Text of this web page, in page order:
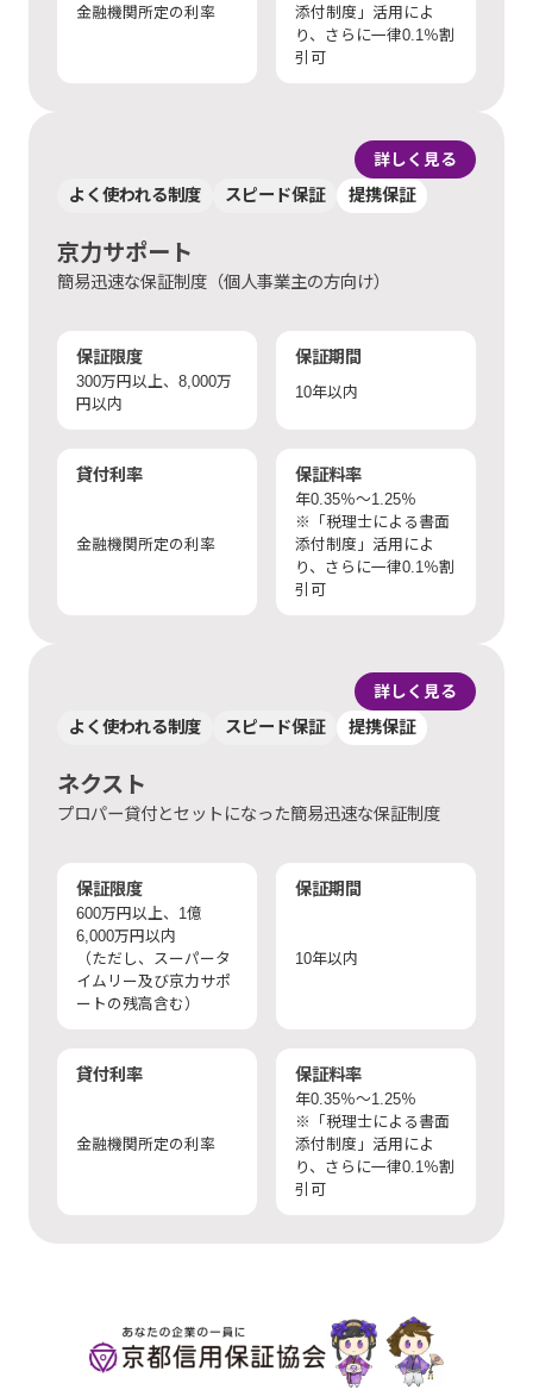
金融機関所定の利率
添付制度」活用によ
り、さらに一律0.1％割
引可
よく使われる制度 スピード保証 提携保証
京力サポート
簡易迅速な保証制度（個人事業主の方向け）
詳しく見る
保証限度
300万円以上、8,000万
円以内
保証期間
10年以内
貸付利率
金融機関所定の利率
保証料率
年0.35％〜1.25％
※「税理士による書面
添付制度」活用によ
り、さらに一律0.1％割
引可
よく使われる制度 スピード保証 提携保証
ネクスト
プロパー貸付とセットになった簡易迅速な保証制度
詳しく見る
保証限度
600万円以上、1億
6,000万円以内
（ただし、スーパータ
イムリー及び京力サポ
ートの残高含む）
保証期間
10年以内
貸付利率
金融機関所定の利率
保証料率
年0.35％〜1.25％
※「税理士による書面
添付制度」活用によ
り、さらに一律0.1％割
引可